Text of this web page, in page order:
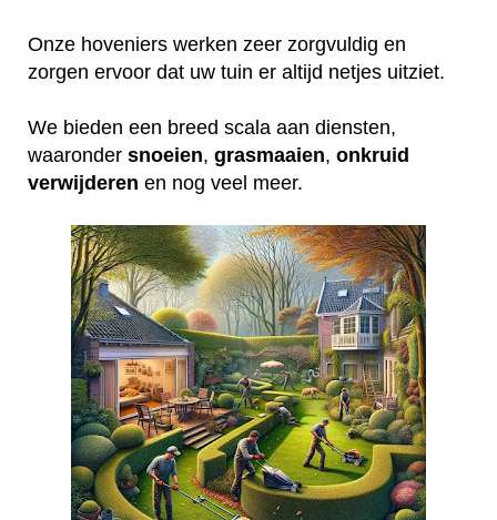
Onze hoveniers werken zeer zorgvuldig en
zorgen ervoor dat uw tuin er altijd netjes uitziet.
We bieden een breed scala aan diensten,
waaronder snoeien, grasmaaien, onkruid
verwijderen en nog veel meer.